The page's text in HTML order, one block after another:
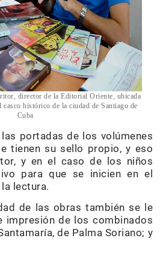
director de la Editorial Oriente, ubicada
casco histórico de la ciudad de Santiago de
Cuba
portadas de los volúmenes
tienen su sello propio, y eso
y en el caso de los niños
para que se inicien en el
lectura.
de las obras también se le
impresión de los combinados
de Palma Soriano; y